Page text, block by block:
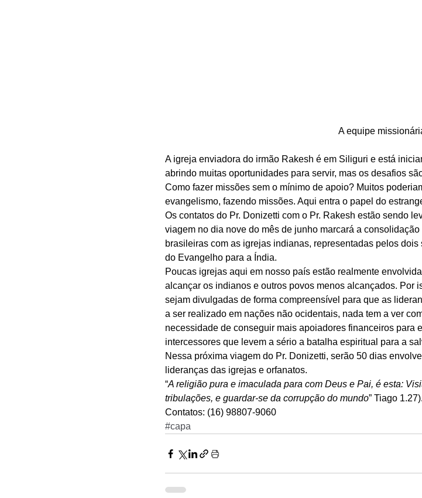
A equipe
A igreja enviadora do irmão Rakesh é em Siliguri e está
abrindo muitas oportunidades para servir, mas os desafios
Como fazer missões sem o mínimo de apoio? Muitos
evangelismo, fazendo missões. Aqui entra o papel do
Os contatos do Pr. Donizetti com o Pr. Rakesh estão sendo
viagem no dia nove do mês de junho marcará a
brasileiras com as igrejas indianas, representadas pelos
do Evangelho para a Índia.
Poucas igrejas aqui em nosso país estão realmente
alcançar os indianos e outros povos menos alcançados. Por
sejam divulgadas de forma compreensível para que as
a ser realizado em nações não ocidentais, nada tem a ver
necessidade de conseguir mais apoiadores financeiros para
intercessores que levem a sério a batalha espiritual para a
Nessa próxima viagem do Pr. Donizetti, serão 50 dias
lideranças das igrejas e orfanatos.
“A religião pura e imaculada para com Deus e Pai, é esta:
tribulações, e guardar-se da corrupção do mundo” Tiago 1.27).
Contatos: (16) 98807-9060
#capa